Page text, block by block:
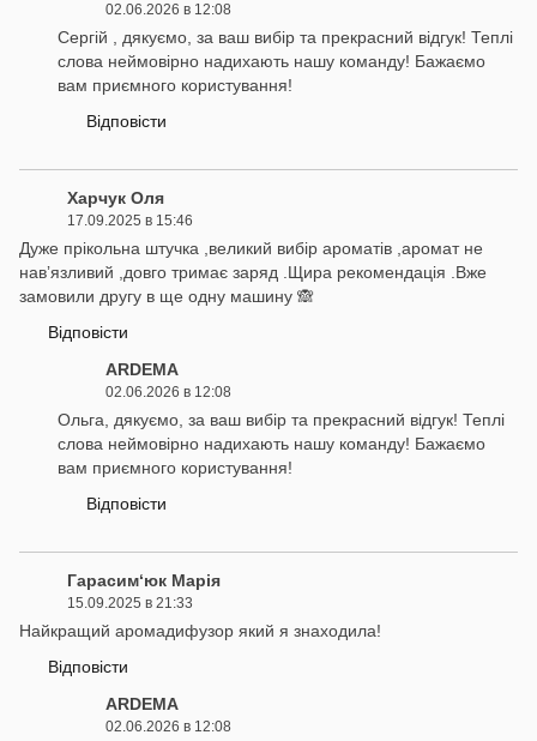
02.06.2026 в 12:08
Сергій , дякуємо, за ваш вибір та прекрасний відгук! Теплі
слова неймовірно надихають нашу команду! Бажаємо
вам приємного користування!
Відповісти
Харчук Оля
17.09.2025 в 15:46
Дуже прікольна штучка ,великий вибір ароматів ,аромат не
навʼязливий ,довго тримає заряд .Щира рекомендація .Вже
замовили другу в ще одну машину 🙈
Відповісти
ARDEMA
02.06.2026 в 12:08
Ольга, дякуємо, за ваш вибір та прекрасний відгук! Теплі
слова неймовірно надихають нашу команду! Бажаємо
вам приємного користування!
Відповісти
Гарасим‘юк Марія
15.09.2025 в 21:33
Найкращий аромадифузор який я знаходила!
Відповісти
ARDEMA
02.06.2026 в 12:08